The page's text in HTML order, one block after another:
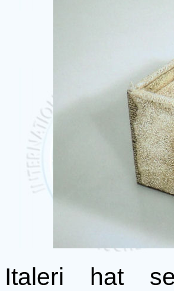
Italeri hat